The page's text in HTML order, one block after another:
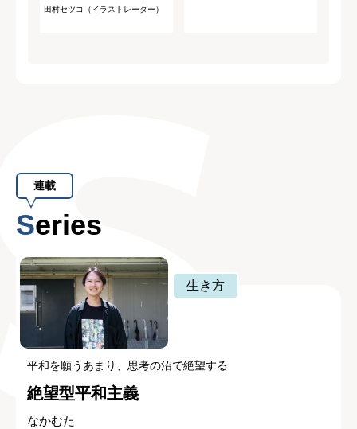
田村セツコ（イラストレーター）
連載
Series
生き方
平和を願うあまり、思考の沼で絶望する
絶望型平和主義
なかむた